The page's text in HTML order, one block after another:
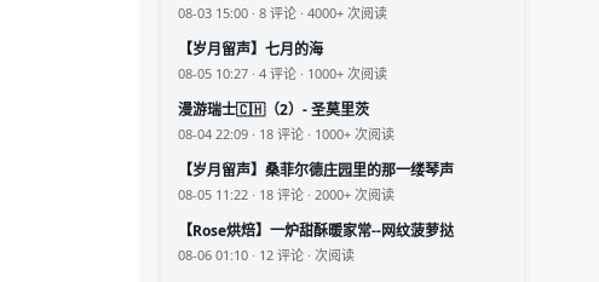
08-03 15:00 · 8 评论 · 4000+ 次阅读
【岁月留声】七月的海
08-05 10:27 · 4 评论 · 1000+ 次阅读
漫游瑞士🇨🇭（2）- 圣莫里茨
08-04 22:09 · 18 评论 · 1000+ 次阅读
【岁月留声】桑菲尔德庄园里的那一缕琴声
08-05 11:22 · 18 评论 · 2000+ 次阅读
【Rose烘焙】一炉甜酥暖家常--网纹菠萝挞
08-06 01:10 · 12 评论 · 次阅读